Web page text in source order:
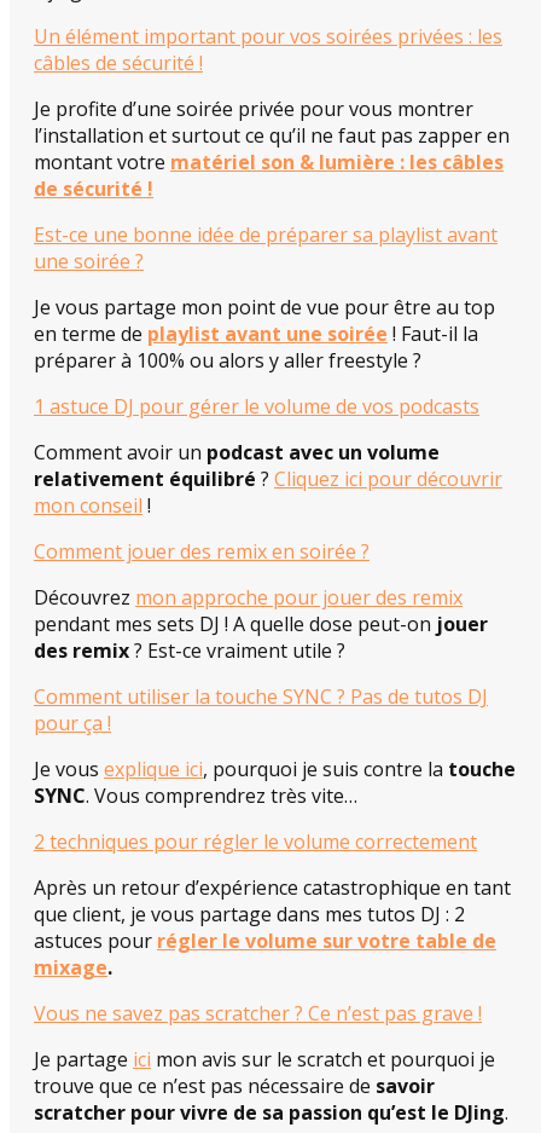
Un élément important pour vos soirées privées : les
câbles de sécurité !
Je profite d’une soirée privée pour vous montrer
l’installation et surtout ce qu’il ne faut pas zapper en
montant votre matériel son & lumière : les câbles
de sécurité !
Est-ce une bonne idée de préparer sa playlist avant
une soirée ?
Je vous partage mon point de vue pour être au top
en terme de playlist avant une soirée ! Faut-il la
préparer à 100% ou alors y aller freestyle ?
1 astuce DJ pour gérer le volume de vos podcasts
Comment avoir un podcast avec un volume
relativement équilibré ? Cliquez ici pour découvrir
mon conseil !
Comment jouer des remix en soirée ?
Découvrez mon approche pour jouer des remix
pendant mes sets DJ ! A quelle dose peut-on jouer
des remix? Est-ce vraiment utile ?
Comment utiliser la touche SYNC ? Pas de tutos DJ
pour ça !
Je vous explique ici, pourquoi je suis contre la touche
SYNC. Vous comprendrez très vite…
2 techniques pour régler le volume correctement
Après un retour d’expérience catastrophique en tant
que client, je vous partage dans mes tutos DJ : 2
astuces pour régler le volume sur votre table de
mixage.
Vous ne savez pas scratcher ? Ce n’est pas grave !
Je partage ici mon avis sur le scratch et pourquoi je
trouve que ce n’est pas nécessaire de savoir
scratcher pour vivre de sa passion qu’est le DJing.